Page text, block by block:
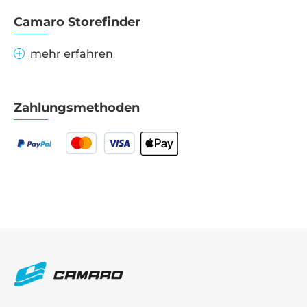
Camaro Storefinder
mehr erfahren
Zahlungsmethoden